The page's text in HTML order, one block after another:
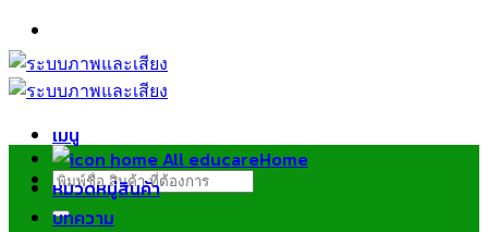
ข้าม
ไป
ยัง
เมนู
ค้นหา:
Home
หมวดหมู่สินค้า
บทความ